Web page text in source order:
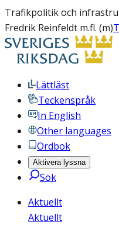
Trafikpolitik och
Fredrik Reinfeldt m.fl. (m)
Lättläst
Teckenspråk
In English
Other languages
Ordbok
Aktivera lyssna
Sök
Aktuellt
Aktuellt